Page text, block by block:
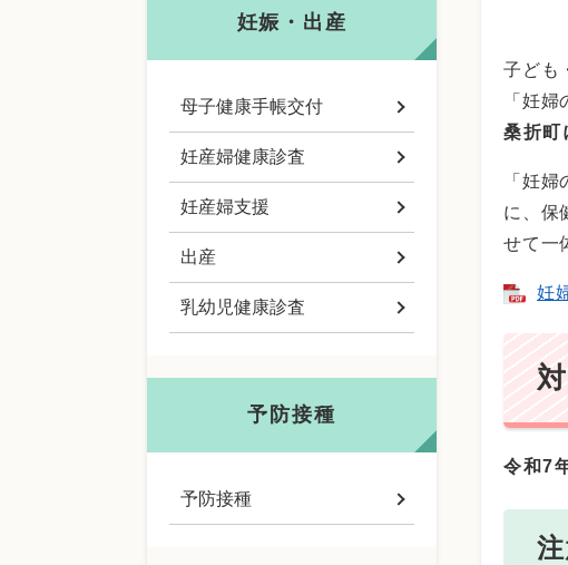
子ども
「妊
桑折町
「妊
に、保
せて一
妊
令和7
妊娠・出産
母子健康手帳交付
妊産婦健康診査
妊産婦支援
出産
乳幼児健康診査
予防接種
予防接種